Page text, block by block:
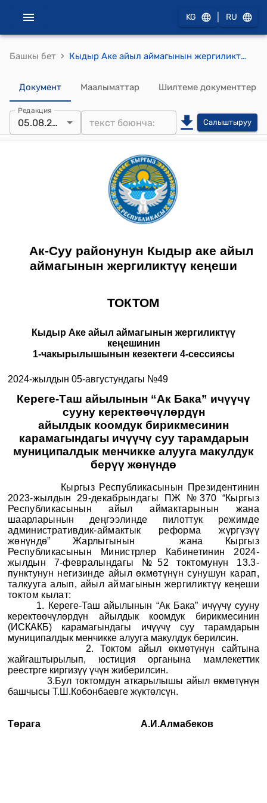
KG RU
Башкы бет › Кыдыр Аке айыл аймагынын жергиликтүү кеңешинин 1-чакырылышынын кезектеги 4-сессиясынын 2024-жылдын 05-августундагы №49 "Кереге-Таш айылынын “Ак Бака” ичүүчү сууну керектөөчүлөрдүн айылдык коомдук бирикмесинин карамагындагы ичүүчү суу тарамдарын муниципалдык менчикке алууга макулдук берүү жөнүндө" токтому
Документ Маалыматтар Шилтеме документтер
Редакция
05.08.2024 Салыштыруу